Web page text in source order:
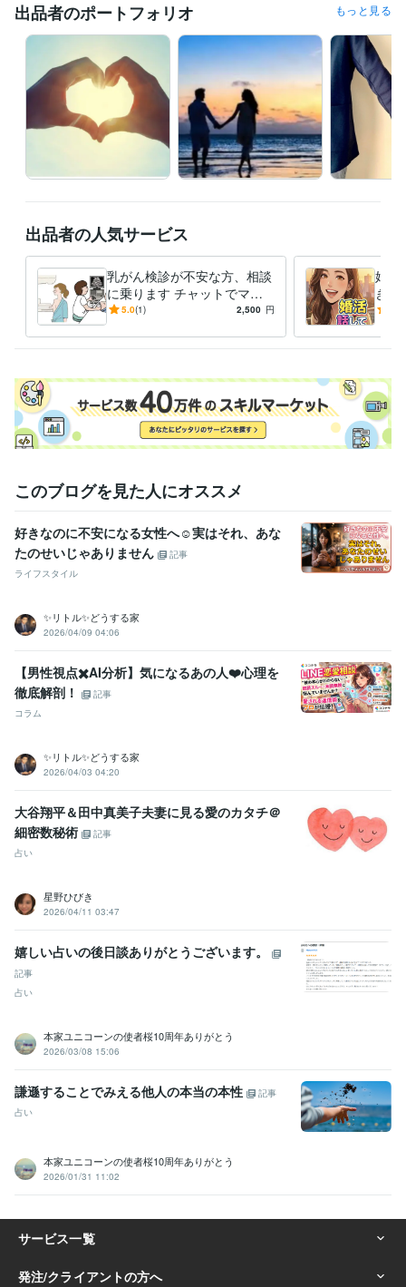
✅待機中でなくてもメッセージを頂き対応可能。
✅待機中は直ぐ通話可能です。
✅早朝は終わり時間があります、ご了承下さい。
✅アプリ通話にてお掛けいたします
✅寂しい時、1分でも繋がりたい雑談OK。
✅事前にメッセージ頂き質問も受け付けています
経験職種
医療・介護 / MR
受賞歴
笑顔届けます賞 ココナラブログ
2025年４月コ
コナラ、シルバーランク 2025年５月ココナラ、ゴールドランク
資格・検定
普通自動車第一種運転免許 取得年 : 1999年
ビジネス・クリエイティブツール
Excel:20年PowerPoint:17年Word:22年Canva:1年
Google サイト:10年Google ドキュメント:25年
一太郎:22年
iMovie:0年
オンラインレッスン・習い事
談、健康相談、検診について
談 ◆婚活相談、マッチングアプリ、結婚相談所 迷っている転職相談
に乗ります。
転職
コンサルティング・士業
◆独り旅行を楽しむ方
語学力
英語 日常会話レベル
出品者のポートフォリオ もっと見る
出品者の人気サービス
乳がん検診が不安な方、相談
に乗ります チャットでマン
モグラフィーＡ認定技師がお
5.0(1) 2,500 円
婚活
きま
マッ
このブログを見た人にオススメ
好きなのに不安になる女性へ☺️実はそれ、あな
たのせいじゃありません
記事
ライフスタイル
✨リトル✨どうする家
2026/04/09 04:06
【男性視点✖️AI分析】気になるあの人❤️心理を
徹底解剖！
記事
コラム
✨リトル✨どうする家
2026/04/03 04:20
大谷翔平＆田中真美子夫妻に見る愛のカタチ＠
細密数秘術
記事
占い
星野ひびき
2026/04/11 03:47
嬉しい占いの後日談ありがとうございます。
記事
占い
本家ユニコーンの使者桜10周年ありがとう
2026/03/08 15:06
謙遜することでみえる他人の本当の本性
記事
占い
本家ユニコーンの使者桜10周年ありがとう
2026/01/31 11:02